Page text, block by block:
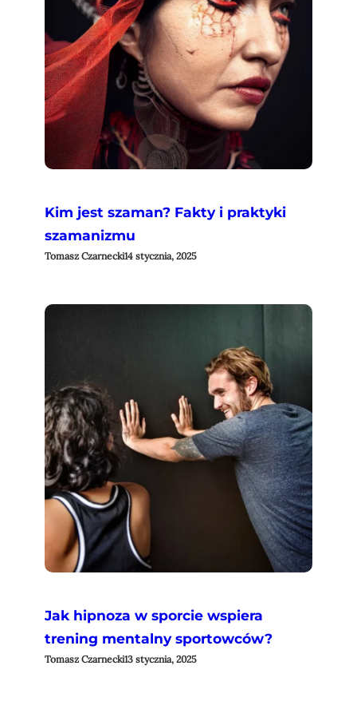
Kim jest szaman? Fakty i praktyki
szamanizmu
Tomasz Czarnecki14 stycznia, 2025
Jak hipnoza w sporcie wspiera
trening mentalny sportowców?
Tomasz Czarnecki13 stycznia, 2025